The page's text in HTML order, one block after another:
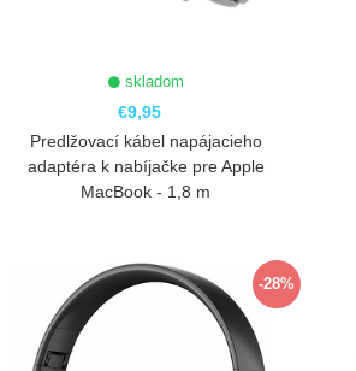
skladom
€9,95
ZOBRAZIŤ
Predlžovací kábel napájacieho
adaptéra k nabíjačke pre Apple
MacBook - 1,8 m
-28%